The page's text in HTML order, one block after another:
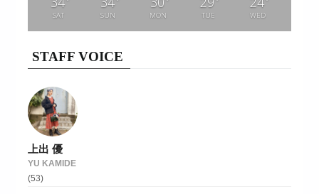
SAT SUN MON TUE WED
STAFF VOICE
上出 優
YU KAMIDE
(53)